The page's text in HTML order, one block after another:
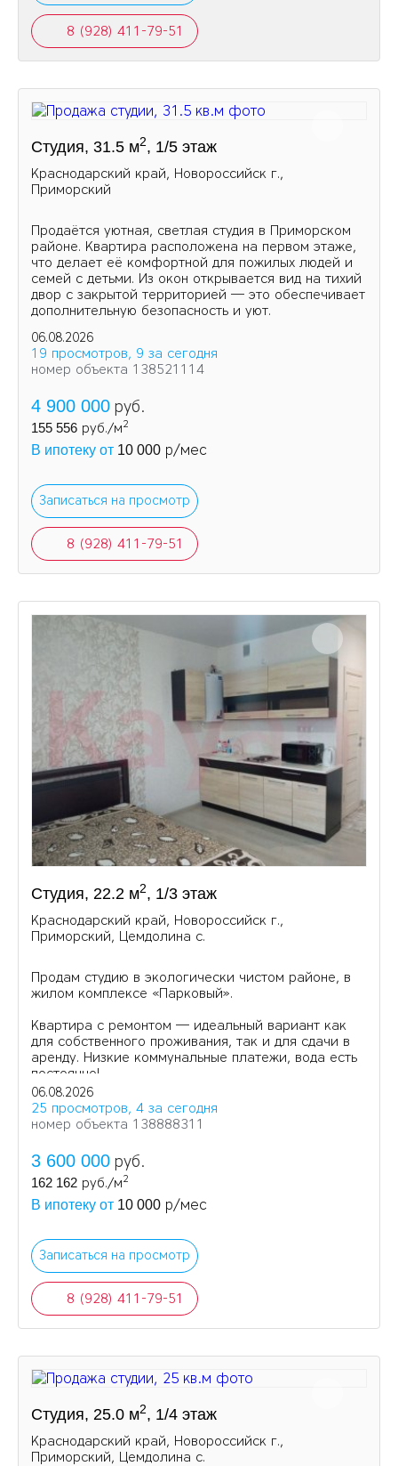
8 (928) 411-79-51
Студия, 31.5 м2, 1/5 этаж
Краснодарский край, Новороссийск г.,
Приморский
Продаётся уютная, светлая студия в Приморском
районе. Квартира расположена на первом этаже,
что делает её комфортной для пожилых людей и
семей с детьми. Из окон открывается вид на тихий
двор с закрытой территорией — это обеспечивает
дополнительную безопасность и уют.
06.08.2026
19 просмотров, 9 за сегодня
номер объекта 138521114
4 900 000 руб.
155 556 руб./м2
В ипотеку от 10 000 р/мес
Записаться на просмотр
8 (928) 411-79-51
Студия, 22.2 м2, 1/3 этаж
Краснодарский край, Новороссийск г.,
Приморский, Цемдолина с.
Продам студию в экологически чистом районе, в
жилом комплексе «Парковый».
Квартира с ремонтом — идеальный вариант как
для собственного проживания, так и для сдачи в
аренду. Низкие коммунальные платежи, вода есть
постоянно!
06.08.2026
25 просмотров, 4 за сегодня
номер объекта 138888311
3 600 000 руб.
162 162 руб./м2
В ипотеку от 10 000 р/мес
Записаться на просмотр
8 (928) 411-79-51
Студия, 25.0 м2, 1/4 этаж
Краснодарский край, Новороссийск г.,
Приморский, Цемдолина с.